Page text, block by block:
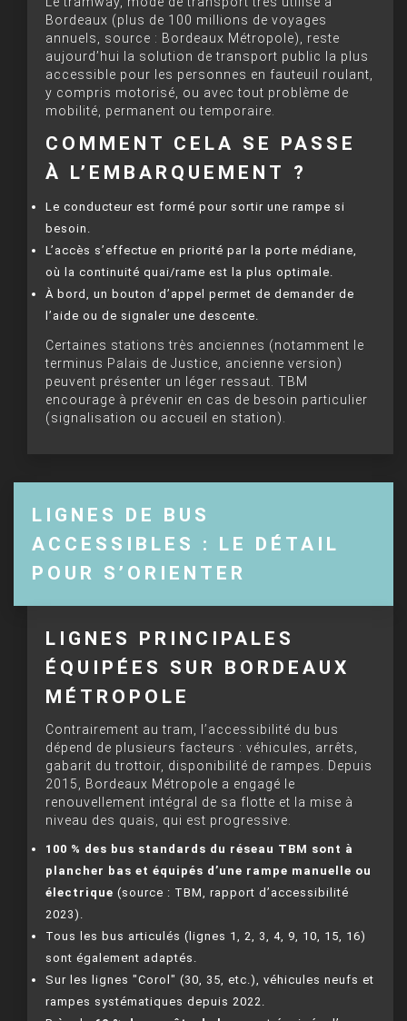
Bordeaux (plus de 100 millions de voyages
annuels, source : Bordeaux Métropole), reste
aujourd’hui la solution de transport public la plus
accessible pour les personnes en fauteuil roulant,
y compris motorisé, ou avec tout problème de
mobilité, permanent ou temporaire.
COMMENT CELA SE PASSE
À L’EMBARQUEMENT ?
Le conducteur est formé pour sortir une rampe si
besoin.
L’accès s’effectue en priorité par la porte médiane,
où la continuité quai/rame est la plus optimale.
À bord, un bouton d’appel permet de demander de
l’aide ou de signaler une descente.
Certaines stations très anciennes (notamment le
terminus Palais de Justice, ancienne version)
peuvent présenter un léger ressaut. TBM
encourage à prévenir en cas de besoin particulier
(signalisation ou accueil en station).
LIGNES DE BUS
ACCESSIBLES : LE DÉTAIL
POUR S’ORIENTER
LIGNES PRINCIPALES
ÉQUIPÉES SUR BORDEAUX
MÉTROPOLE
Contrairement au tram, l’accessibilité du bus
dépend de plusieurs facteurs : véhicules, arrêts,
gabarit du trottoir, disponibilité de rampes. Depuis
2015, Bordeaux Métropole a engagé le
renouvellement intégral de sa flotte et la mise à
niveau des quais, qui est progressive.
100 % des bus standards du réseau TBM sont à
plancher bas et équipés d’une rampe manuelle ou
électrique (source : TBM, rapport d’accessibilité
2023).
Tous les bus articulés (lignes 1, 2, 3, 4, 9, 10, 15, 16)
sont également adaptés.
Sur les lignes "Corol" (30, 35, etc.), véhicules neufs et
rampes systématiques depuis 2022.